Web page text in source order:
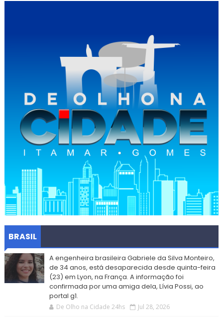
BRASIL
A engenheira brasileira Gabriele da Silva Monteiro,
de 34 anos, está desaparecida desde quinta-feira
(23) em Lyon, na França. A informação foi
confirmada por uma amiga dela, Lívia Possi, ao
portal g1.
De Olho na Cidade 24hs Jul 28, 2026